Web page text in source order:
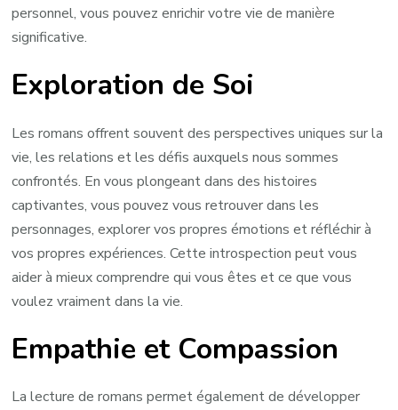
personnel, vous pouvez enrichir votre vie de manière
significative.
Exploration de Soi
Les romans offrent souvent des perspectives uniques sur la
vie, les relations et les défis auxquels nous sommes
confrontés. En vous plongeant dans des histoires
captivantes, vous pouvez vous retrouver dans les
personnages, explorer vos propres émotions et réfléchir à
vos propres expériences. Cette introspection peut vous
aider à mieux comprendre qui vous êtes et ce que vous
voulez vraiment dans la vie.
Empathie et Compassion
La lecture de romans permet également de développer